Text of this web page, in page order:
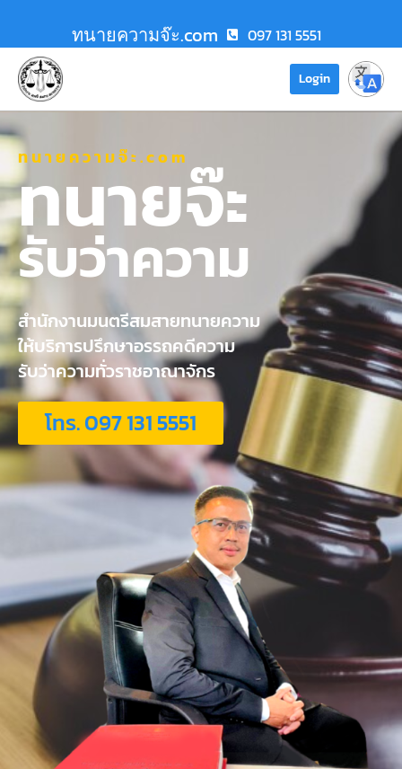
ทนายความจ๊ะ.com 097 131 5551
Login
ทนายความจ๊ะ.com
ทนายจ๊ะ
รับว่าความ
สำนักงานมนตรีสมสายทนายความ
ให้บริการปรึกษาอรรถคดีความ
รับว่าความทั่วราชอาณาจักร
โทร. 097 131 5551